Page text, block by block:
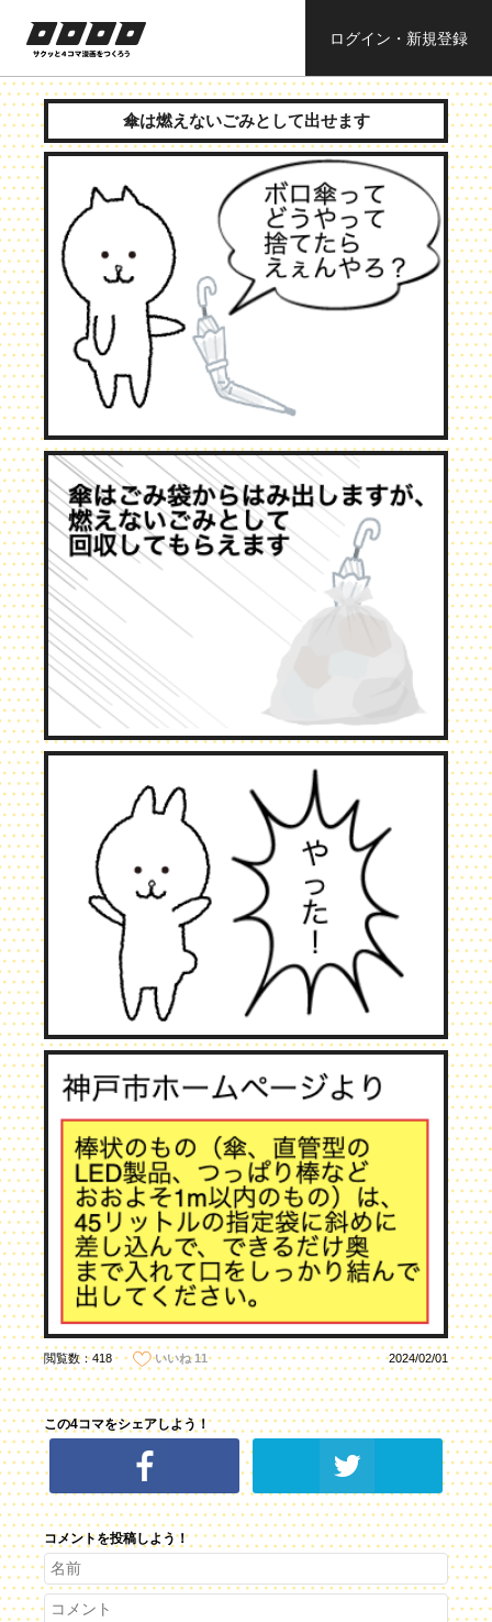
サクッと４コ
ママンガを作
ろう
ログイン・新規登録
傘は燃えないごみとして出せます
閲覧数：418 いいね 11 2024/02/01
この4コマをシェアしよう！
コメントを投稿しよう！